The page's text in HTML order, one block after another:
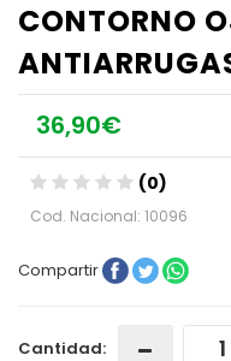
CONTORNO
36,90€
(0)
Cod. Nacional: 10096
Compartir
Cantidad: